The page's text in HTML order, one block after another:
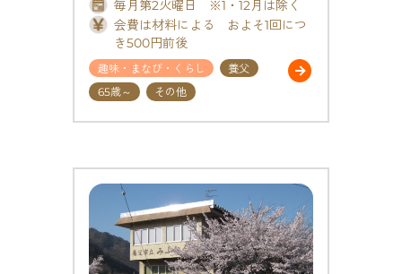
毎月第2火曜日 ※1・12月は除く
会費は材料による およそ1回につ
き500円前後
趣味・まなび・くらし
養父
65歳～
その他